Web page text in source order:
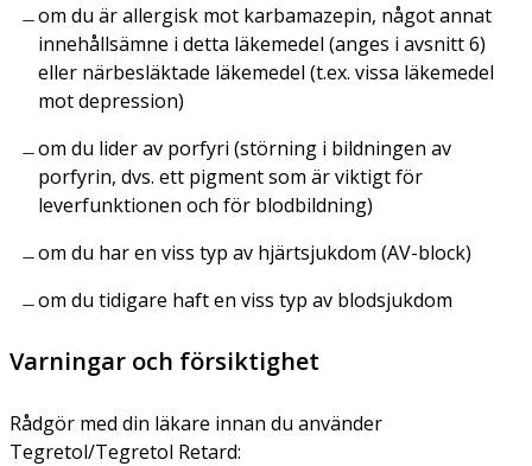
om du är allergisk mot karbamazepin, något annat
innehållsämne i detta läkemedel (anges i avsnitt 6)
eller närbesläktade läkemedel (t.ex. vissa läkemedel
mot depression)
om du lider av porfyri (störning i bildningen av
porfyrin, dvs. ett pigment som är viktigt för
leverfunktionen och för blodbildning)
om du har en viss typ av hjärtsjukdom (AV-block)
om du tidigare haft en viss typ av blodsjukdom
Varningar och försiktighet
Rådgör med din läkare innan du använder
Tegretol/Tegretol Retard: